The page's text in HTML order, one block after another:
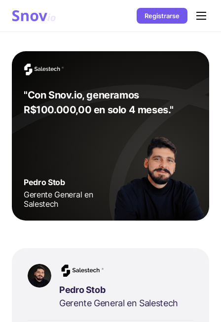
Registrarse
"Con Snov.io, generamos
R$100.000,00 en solo 4 meses."
Pedro Stob
Gerente General en
Salestech
Pedro Stob
Gerente General en Salestech